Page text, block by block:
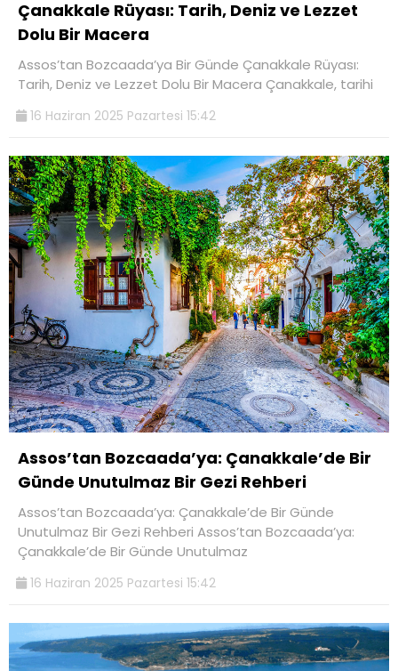
Çanakkale Rüyası: Tarih, Deniz ve Lezzet
Dolu Bir Macera
Assos’tan Bozcaada’ya Bir Günde Çanakkale Rüyası:
Tarih, Deniz ve Lezzet Dolu Bir Macera Çanakkale, tarihi
16 Haziran 2025 Pazartesi 15:42
Assos’tan Bozcaada’ya: Çanakkale’de Bir
Günde Unutulmaz Bir Gezi Rehberi
Assos’tan Bozcaada’ya: Çanakkale’de Bir Günde
Unutulmaz Bir Gezi Rehberi Assos’tan Bozcaada’ya:
Çanakkale’de Bir Günde Unutulmaz
16 Haziran 2025 Pazartesi 15:42